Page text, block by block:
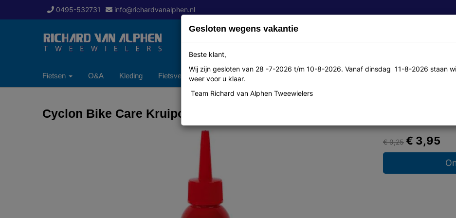
0495-532731 info@richardvanalphen.nl
Fietsen O&A Kleding Fietsverzekering Over ons Contact
Cyclon Bike Care Kruipolie 125ml
€ 9,25 € 3,95
Gesloten wegens vakantie
Beste klant,
Wij zijn gesloten van 28 -7-2026 t/m 10-8-2026. Vanaf dinsdag 11-8-2026 staan
weer voor u klaar.
Team Richard van Alphen Tweewielers